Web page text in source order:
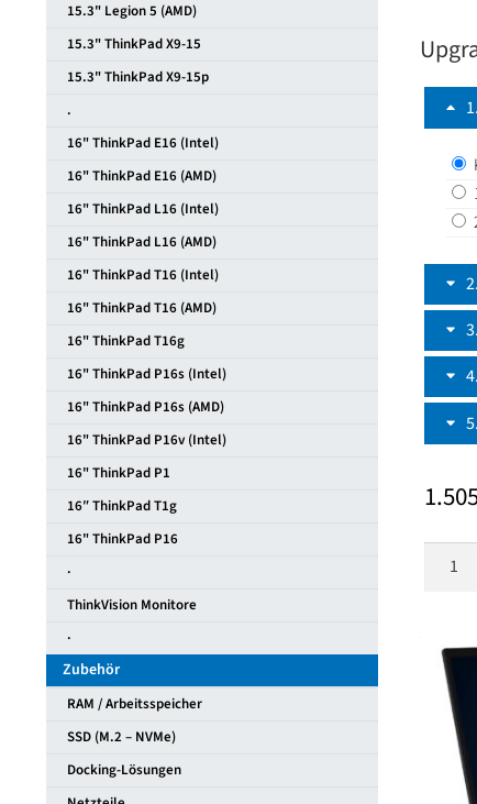
1
2
3
4
5
Lenovo
Modell
Menge
15.3" Legion 5 (AMD)
15.3" ThinkPad X9-15
15.3" ThinkPad X9-15p
.
16" ThinkPad E16 (Intel)
16" ThinkPad E16 (AMD)
16" ThinkPad L16 (Intel)
16" ThinkPad L16 (AMD)
16" ThinkPad T16 (Intel)
16" ThinkPad T16 (AMD)
16" ThinkPad T16g
16" ThinkPad P16s (Intel)
16" ThinkPad P16s (AMD)
16" ThinkPad P16v (Intel)
16" ThinkPad P1
16″ ThinkPad T1g
16" ThinkPad P16
·
ThinkVision Monitore
·
Zubehör
RAM / Arbeitsspeicher
SSD (M.2 – NVMe)
Docking-Lösungen